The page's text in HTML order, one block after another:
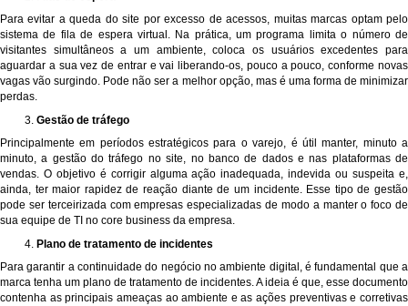
Para evitar a queda do site por excesso de acessos, muitas marcas optam pelo
sistema de fila de espera virtual. Na prática, um programa limita o número de
visitantes simultâneos a um ambiente, coloca os usuários excedentes para
aguardar a sua vez de entrar e vai liberando-os, pouco a pouco, conforme novas
vagas vão surgindo. Pode não ser a melhor opção, mas é uma forma de minimizar
perdas.
Gestão de tráfego
Principalmente em períodos estratégicos para o varejo, é útil manter, minuto a
minuto, a gestão do tráfego no site, no banco de dados e nas plataformas de
vendas. O objetivo é corrigir alguma ação inadequada, indevida ou suspeita e,
ainda, ter maior rapidez de reação diante de um incidente. Esse tipo de gestão
pode ser terceirizada com empresas especializadas de modo a manter o foco de
sua equipe de TI no core business da empresa.
Plano de tratamento de incidentes
Para garantir a continuidade do negócio no ambiente digital, é fundamental que a
marca tenha um plano de tratamento de incidentes. A ideia é que, esse documento
contenha as principais ameaças ao ambiente e as ações preventivas e corretivas